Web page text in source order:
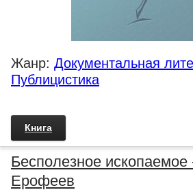
Жанр: Документальная
Публицистика
Книга
Бесполезное ископаемое
Ерофеев